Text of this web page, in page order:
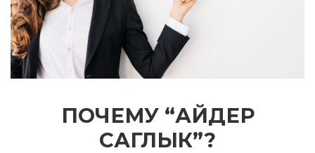
ПОЧЕМУ “АЙДЕР
САГЛЫК”?